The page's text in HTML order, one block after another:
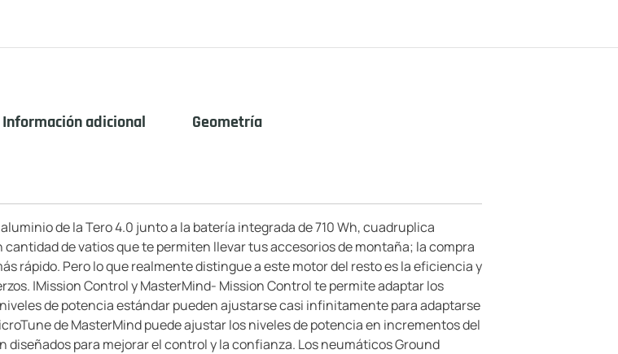
Información adicional Geometría
de la Tero 4.0 junto a la batería integrada de 710 Wh, cuadruplica
de vatios que te permiten llevar tus accesorios de montaña; la compra
rápido. Pero lo que realmente distingue a este motor del resto es la eficiencia y
|Mission Control y MasterMind- Mission Control te permite adaptar los
de potencia estándar pueden ajustarse casi infinitamente para adaptarse
de MasterMind puede ajustar los niveles de potencia en incrementos del
diseñados para mejorar el control y la confianza. Los neumáticos Ground